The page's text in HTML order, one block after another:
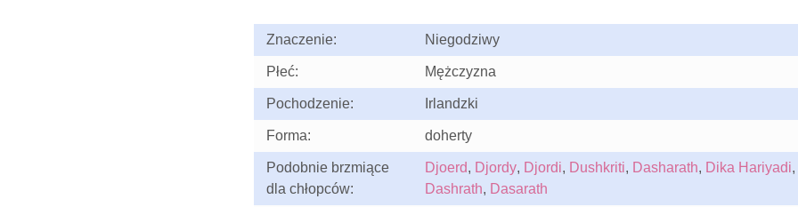
Znaczenie: Niegodziwy
Płeć: Mężczyzna
Pochodzenie: Irlandzki
Forma: doherty
Podobnie brzmiące
dla chłopców:
Djoerd, Djordy, Djordi, Dushkriti, Dasharath, Dika Hariyadi,
Dashrath, Dasarath